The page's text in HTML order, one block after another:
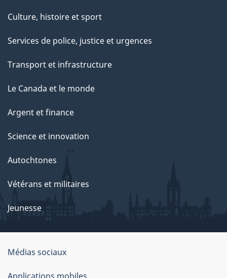
t
e
a
g
Culture, histoire et sport
Services de police, justice et urgences
Transport et infrastructure
Le Canada et le monde
Argent et finance
Science et innovation
Autochtones
Vétérans et militaires
Jeunesse
À
Médias sociaux